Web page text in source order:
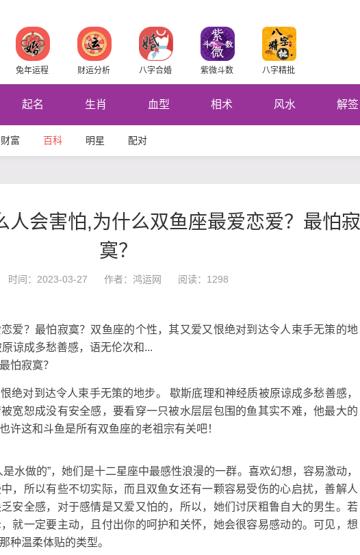
兔年运程 财运分析 八字合婚 紫微斗数 八字精批
起名 生肖 血型 相术 风水 解签
财富 百科 明星 配对
人会害怕,为什么双鱼座最爱恋爱？最怕寂
寞？
时间：2023-03-27 作者：鸿运网 阅读：1298
爱？最怕寂寞？双鱼座的个性，其又爱又恨绝对到达令人束手无策的地
谅成多愁善感，语无伦次和...
怕寂寞？
绝对到达令人束手无策的地步。 歇斯底理和神经质被原谅成多愁善感，
宽恕成没有安全感，要看穿一只被水层层包围的鱼其实不难，他最大的
许这和斗鱼是所有双鱼座的老祖宗有关吧！
水做的”，她们是十二星座中最感性浪漫的一群。喜欢幻想，容易激动，
，所以有些不切实际，而且双鱼女还有一颗容易受伤的心启扰，善解人
安全感，对于感情是又爱又怕的，所以，她们讨厌粗鲁自大的男生。若
就一定要主动，且付出你的呵护和关怀，她会很容易感动的。可见，想
种温柔体贴的类型。